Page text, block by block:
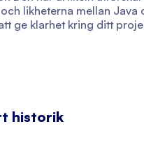
likheterna mellan Java
ge klarhet kring ditt
historik